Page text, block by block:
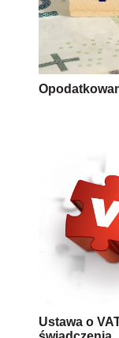
Ustawa o